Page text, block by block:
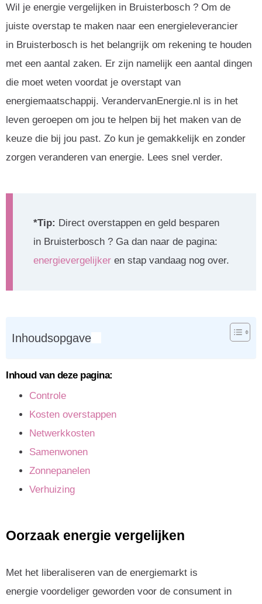
Wil je energie vergelijken in Bruisterbosch ? Om de
juiste overstap te maken naar een energieleverancier
in Bruisterbosch is het belangrijk om rekening te houden
met een aantal zaken. Er zijn namelijk een aantal dingen
die moet weten voordat je overstapt van
energiemaatschappij. VerandervanEnergie.nl is in het
leven geroepen om jou te helpen bij het maken van de
keuze die bij jou past. Zo kun je gemakkelijk en zonder
zorgen veranderen van energie. Lees snel verder.
*Tip: Direct overstappen en geld besparen
in Bruisterbosch ? Ga dan naar de pagina:
energievergelijker en stap vandaag nog over.
Inhoudsopgave
Inhoud van deze pagina:
Controle
Kosten overstappen
Netwerkkosten
Samenwonen
Zonnepanelen
Verhuizing
Oorzaak energie vergelijken
Met het liberaliseren van de energiemarkt is
energie voordeliger geworden voor de consument in